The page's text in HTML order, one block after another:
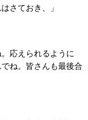
さておき、」
応えられるように
ね。皆さんも最後合